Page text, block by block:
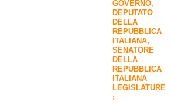
GOVERNO,
DEPUTATO
DELLA
REPUBBLICA
ITALIANA,
SENATORE
DELLA
REPUBBLICA
ITALIANA
LEGISLATURE
: